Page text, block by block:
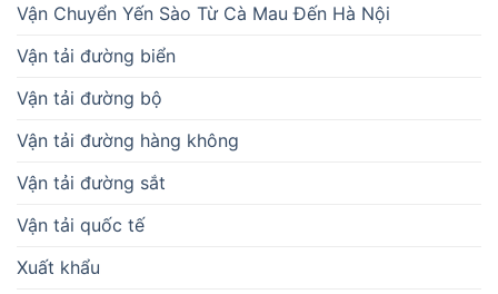
Vận Chuyển Yến Sào Từ Cà Mau Đến Hà Nội
Vận tải đường biển
Vận tải đường bộ
Vận tải đường hàng không
Vận tải đường sắt
Vận tải quốc tế
Xuất khẩu